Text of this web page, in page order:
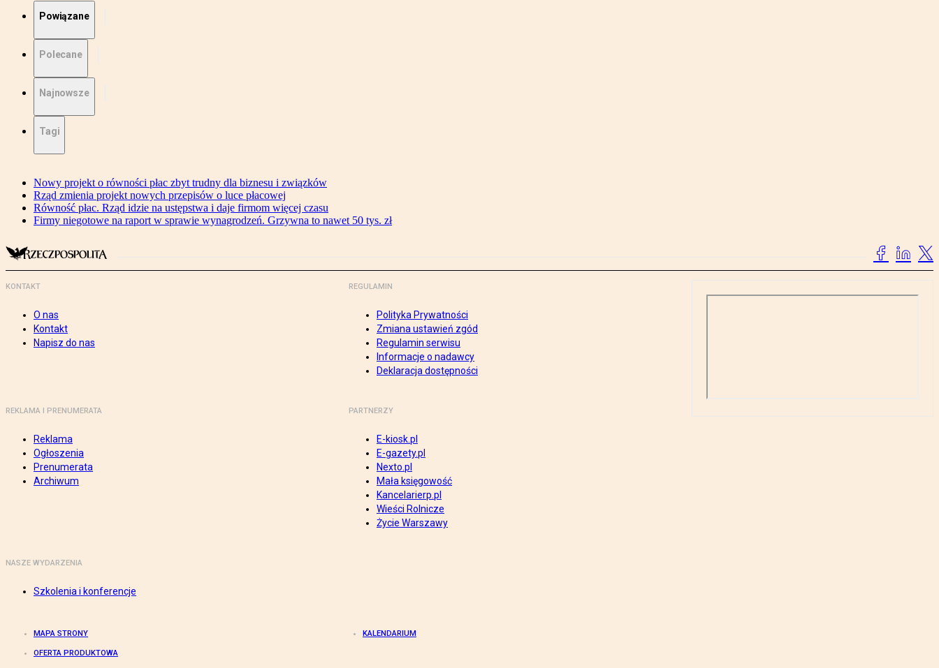
Powiązane
Polecane
Najnowsze
Tagi
Nowy projekt o równości płac zbyt trudny dla biznesu i związków
Rząd zmienia projekt nowych przepisów o luce płacowej
Równość płac. Rząd idzie na ustępstwa i daje firmom więcej czasu
Firmy niegotowe na raport w sprawie wynagrodzeń. Grzywna to nawet 50 tys. zł
KONTAKT
O nas
Kontakt
Napisz do nas
REGULAMIN
Polityka Prywatności
Zmiana ustawień zgód
Regulamin serwisu
Informacje o nadawcy
Deklaracja dostępności
REKLAMA I PRENUMERATA
Reklama
Ogłoszenia
Prenumerata
Archiwum
PARTNERZY
E-kiosk.pl
E-gazety.pl
Nexto.pl
Mała księgowość
Kancelarierp.pl
Wieści Rolnicze
Życie Warszawy
NASZE WYDARZENIA
Szkolenia i konferencje
MAPA STRONY KALENDARIUM
OFERTA PRODUKTOWA